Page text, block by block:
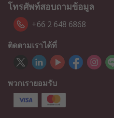
โทรศัพท์สอบถามข้อมูล
+66 2 648 6868
ติดตามเราได้ที่
พวกเรายอมรับ